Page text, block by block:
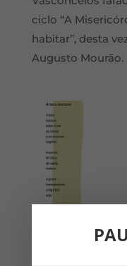
ciclo “A
habitar”, desta
Augusto Mourão.